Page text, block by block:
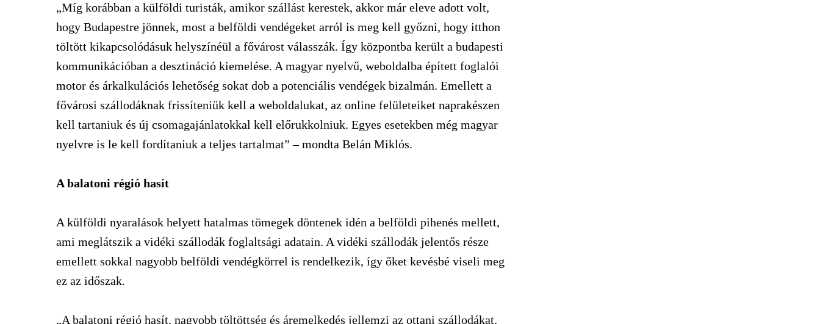
„Míg korábban a külföldi turisták, amikor szállást kerestek, akkor már eleve adott volt,
hogy Budapestre jönnek, most a belföldi vendégeket arról is meg kell győzni, hogy itthon
töltött kikapcsolódásuk helyszínéül a fővárost válasszák. Így központba került a budapesti
kommunikációban a desztináció kiemelése. A magyar nyelvű, weboldalba épített foglalói
motor és árkalkulációs lehetőség sokat dob a potenciális vendégek bizalmán. Emellett a
fővárosi szállodáknak frissíteniük kell a weboldalukat, az online felületeiket naprakészen
kell tartaniuk és új csomagajánlatokkal kell előrukkolniuk. Egyes esetekben még magyar
nyelvre is le kell fordítaniuk a teljes tartalmat” – mondta Belán Miklós.
A balatoni régió hasít
A külföldi nyaralások helyett hatalmas tömegek döntenek idén a belföldi pihenés mellett,
ami meglátszik a vidéki szállodák foglaltsági adatain. A vidéki szállodák jelentős része
emellett sokkal nagyobb belföldi vendégkörrel is rendelkezik, így őket kevésbé viseli meg
ez az időszak.
„A balatoni régió hasít, nagyobb töltöttség és áremelkedés jellemzi az ottani szállodákat.